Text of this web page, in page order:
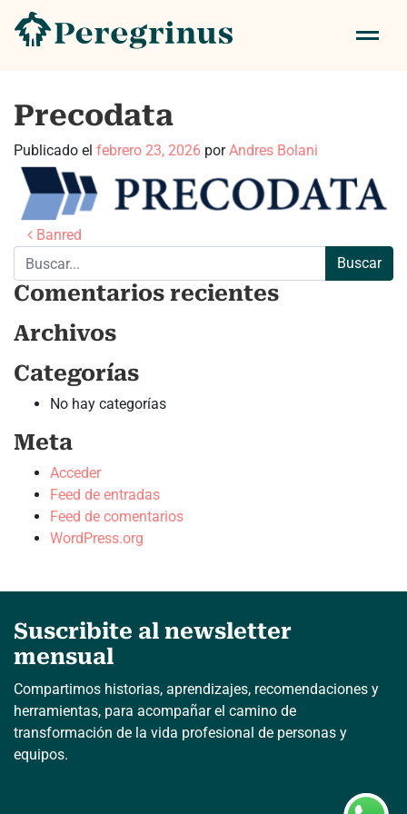
Precodata
Publicado el febrero 23, 2026 por Andres Bolani
Navegación de entradas
Banred
Buscar:
Comentarios recientes
Archivos
Categorías
No hay categorías
Meta
Acceder
Feed de entradas
Feed de comentarios
WordPress.org
Suscribite al newsletter
mensual
Compartimos historias, aprendizajes, recomendaciones y
herramientas, para acompañar el camino de
transformación de la vida profesional de personas y
equipos.